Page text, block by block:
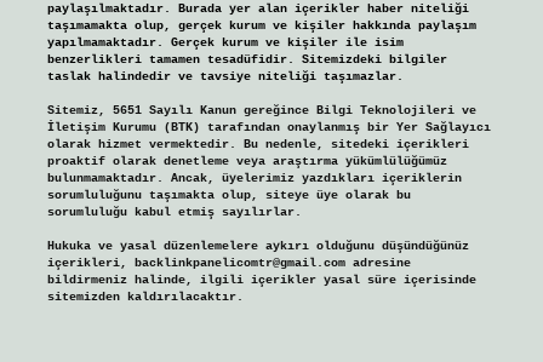
paylaşılmaktadır. Burada yer alan içerikler haber niteliği
taşımamakta olup, gerçek kurum ve kişiler hakkında paylaşım
yapılmamaktadır. Gerçek kurum ve kişiler ile isim
benzerlikleri tamamen tesadüfidir. Sitemizdeki bilgiler
taslak halindedir ve tavsiye niteliği taşımazlar.
Sitemiz, 5651 Sayılı Kanun gereğince Bilgi Teknolojileri ve
İletişim Kurumu (BTK) tarafından onaylanmış bir Yer Sağlayıcı
olarak hizmet vermektedir. Bu nedenle, sitedeki içerikleri
proaktif olarak denetleme veya araştırma yükümlülüğümüz
bulunmamaktadır. Ancak, üyelerimiz yazdıkları içeriklerin
sorumluluğunu taşımakta olup, siteye üye olarak bu
sorumluluğu kabul etmiş sayılırlar.
Hukuka ve yasal düzenlemelere aykırı olduğunu düşündüğünüz
içerikleri, backlinkpanelicomtr@gmail.comadresine
bildirmeniz halinde, ilgili içerikler yasal süre içerisinde
sitemizden kaldırılacaktır.